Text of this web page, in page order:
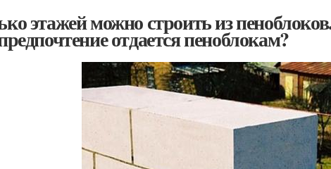
этажей можно строить из
отдается пеноблокам?